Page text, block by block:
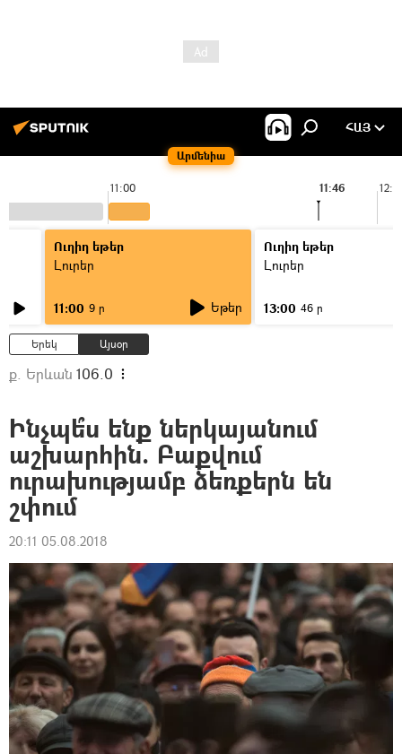
Արմենիա
ՀԱՅ
11:00 11:46
Ուղիղ եթեր
Լուրեր
11:00 9 ր Եթեր
Ուղիղ եթեր
Լուրեր
13:00 46 ր
Երեկ Այսօր
ք. Երևան 106.0
Ինչպե՞ս ենք ներկայանում
աշխարհին. Բաքվում
ուրախությամբ ձեռքերն են
շփում
20:11 05.08.2018